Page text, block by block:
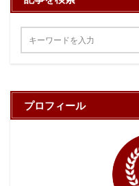
プロフィール